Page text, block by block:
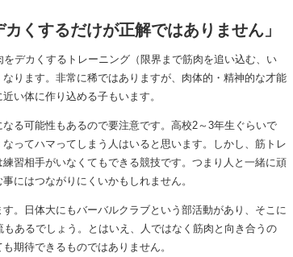
くするだけが正解ではありません」
デカくするトレーニング（限界まで筋肉を追い込む、い
ります。非常に稀ではありますが、肉体的・精神的な才能
い体に作り込める子もいます。
る可能性もあるので要注意です。高校2～3年生ぐらいで
ってハマってしまう人はいると思います。しかし、筋トレ
習相手がいなくてもできる競技です。つまり人と一緒に頑
にはつながりにくいかもしれません。
。日体大にもバーバルクラブという部活動があり、そこに
あるでしょう。とはいえ、人ではなく筋肉と向き合うの
期待できるものではありません。